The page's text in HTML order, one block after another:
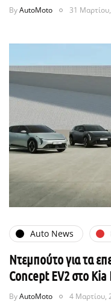
ByAutoMoto 31
Auto News
Ντεμπούτο για τα
Concept EV2 στο Kia
ByAutoMoto 4 Μαρτίου,